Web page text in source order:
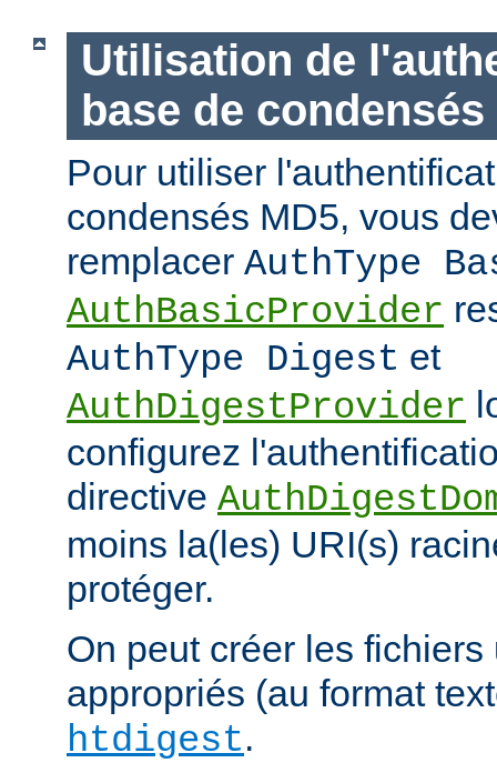
Utilisation de
base de condensés
Pour utiliser
condensés MD5, vous
remplacer AuthType
AuthBasicProvider
AuthType Digest et
AuthDigestProvider
configurez
directive
moins la(les) URI(s)
protéger.
On peut créer les fichiers
appropriés (au format
htdigest.